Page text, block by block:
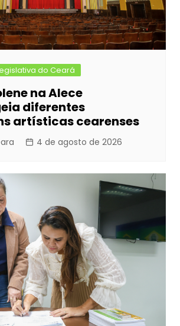
do Ceará
na Alece
diferentes
artísticas cearenses
4 de agosto de 2026